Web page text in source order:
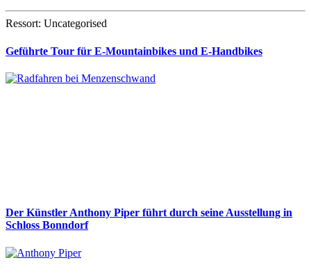
Ressort: Uncategorised
Geführte Tour für E-Mountainbikes und E-Handbikes
Der Künstler Anthony Piper führt durch seine Ausstellung in
Schloss Bonndorf